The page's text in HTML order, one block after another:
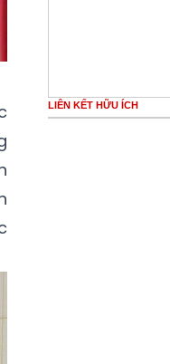
LIÊN KẾT HỮU ÍCH